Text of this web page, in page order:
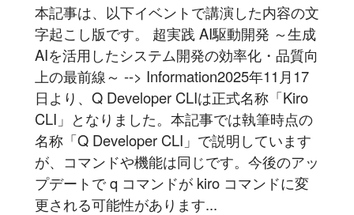
本記事は、以下イベントで講演した内容の文
字起こし版です。 超実践 AI駆動開発 ～生成
AIを活用したシステム開発の効率化・品質向
上の最前線～ --> Information2025年11月17
日より、Q Developer CLIは正式名称「Kiro
CLI」となりました。本記事では執筆時点の
名称「Q Developer CLI」で説明しています
が、コマンドや機能は同じです。今後のアッ
プデートで q コマンドが kiro コマンドに変
更される可能性があります...